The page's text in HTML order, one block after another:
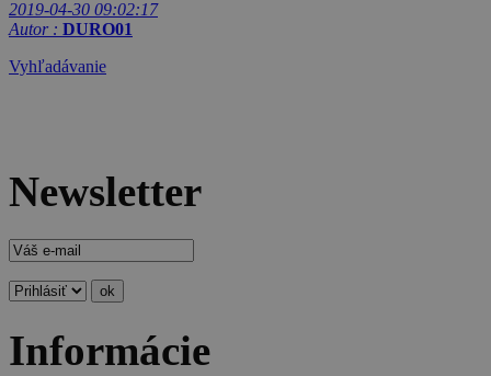
2019-04-30 09:02:17
Autor : DURO01
Vyhľadávanie
Newsletter
Informácie